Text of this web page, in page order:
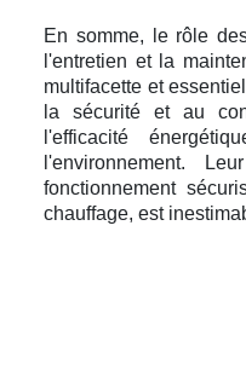
En somme, le rôle
l'entretien et la
multifacette et
la sécurité et au
l'efficacité
l'environnement.
fonctionnement
chauffage, est